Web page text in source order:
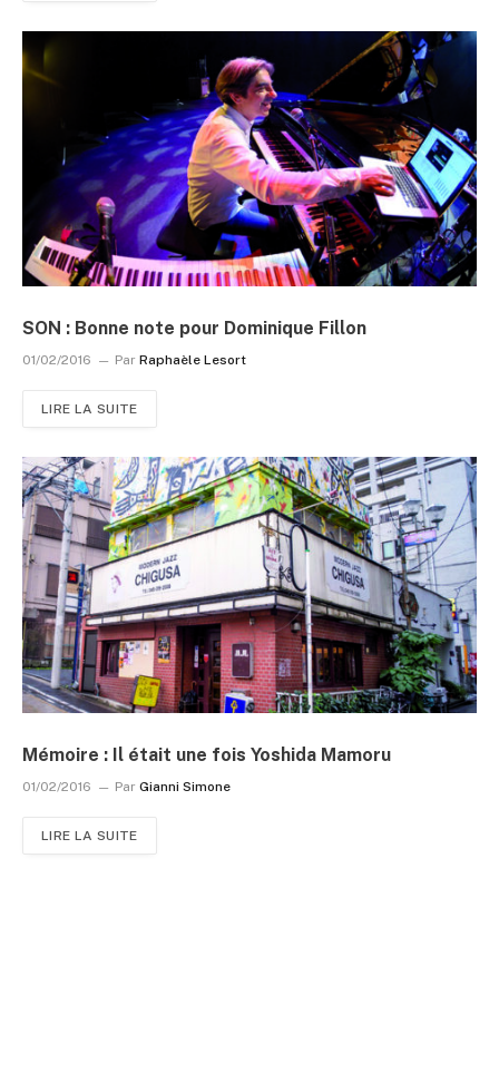
SON : Bonne note pour Dominique Fillon
01/02/2016 Par Raphaèle Lesort
LIRE LA SUITE
Mémoire : Il était une fois Yoshida Mamoru
01/02/2016 Par Gianni Simone
LIRE LA SUITE